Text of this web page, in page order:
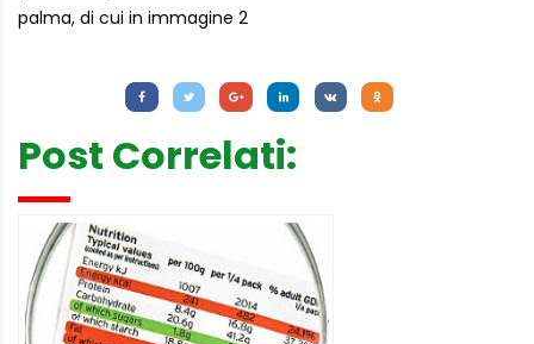
palma, di cui in immagine 2
Post Correlati: